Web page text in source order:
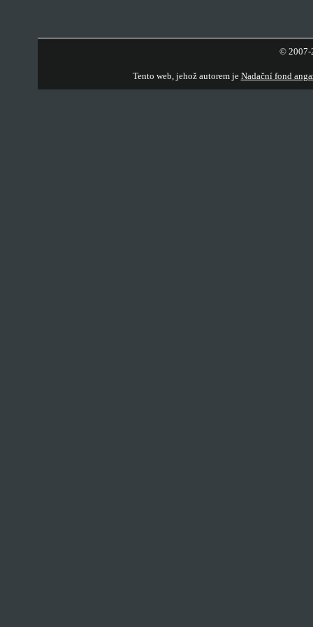
© 2007-
Tento web, jehož autorem je Nadační fond